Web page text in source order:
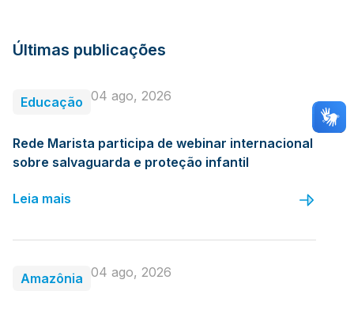
Últimas publicações
Educação 04 ago, 2026
Rede Marista participa de webinar internacional
sobre salvaguarda e proteção infantil
Leia mais
Amazônia 04 ago, 2026